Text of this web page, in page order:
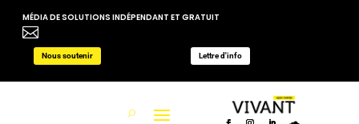
MÉDIA DE SOLUTIONS INDÉPENDANT ET GRATUIT

Nous soutenir Lettre d'info